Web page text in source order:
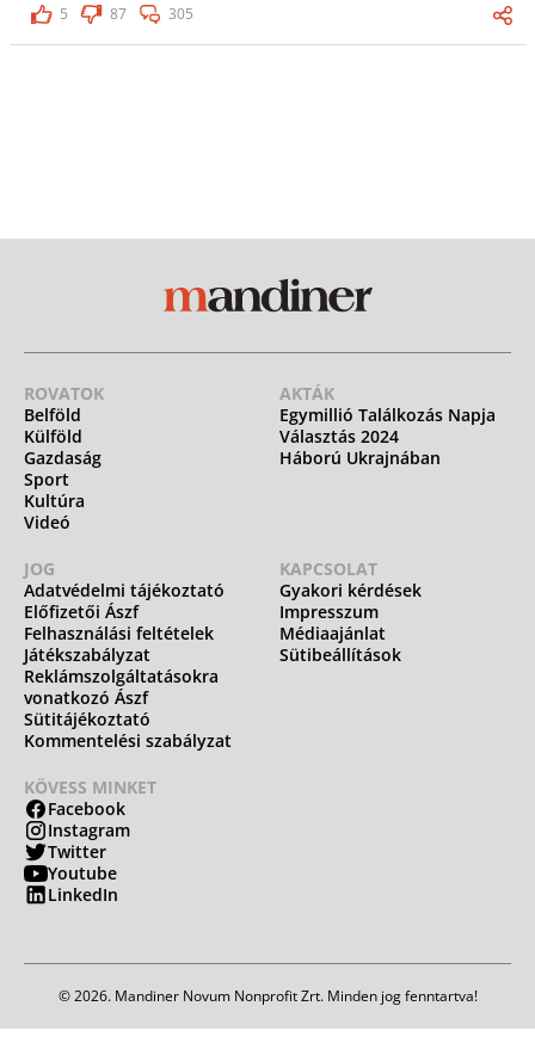
5
87 305
ROVATOK
Belföld
Külföld
Gazdaság
Sport
Kultúra
Videó
AKTÁK
Egymillió Találkozás Napja
Választás 2024
Háború Ukrajnában
JOG
Adatvédelmi tájékoztató
Előfizetői Ászf
Felhasználási feltételek
Játékszabályzat
Reklámszolgáltatásokra
vonatkozó Ászf
Sütitájékoztató
Kommentelési szabályzat
KAPCSOLAT
Gyakori kérdések
Impresszum
Médiaajánlat
Sütibeállítások
KÖVESS MINKET
Facebook
Instagram
Twitter
Youtube
LinkedIn
© 2026. Mandiner Novum Nonprofit Zrt. Minden jog fenntartva!